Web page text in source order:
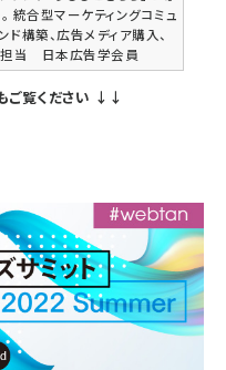
統合型マーケティングコミュ
構築、広告メディア購入、
担当 日本広告学会員